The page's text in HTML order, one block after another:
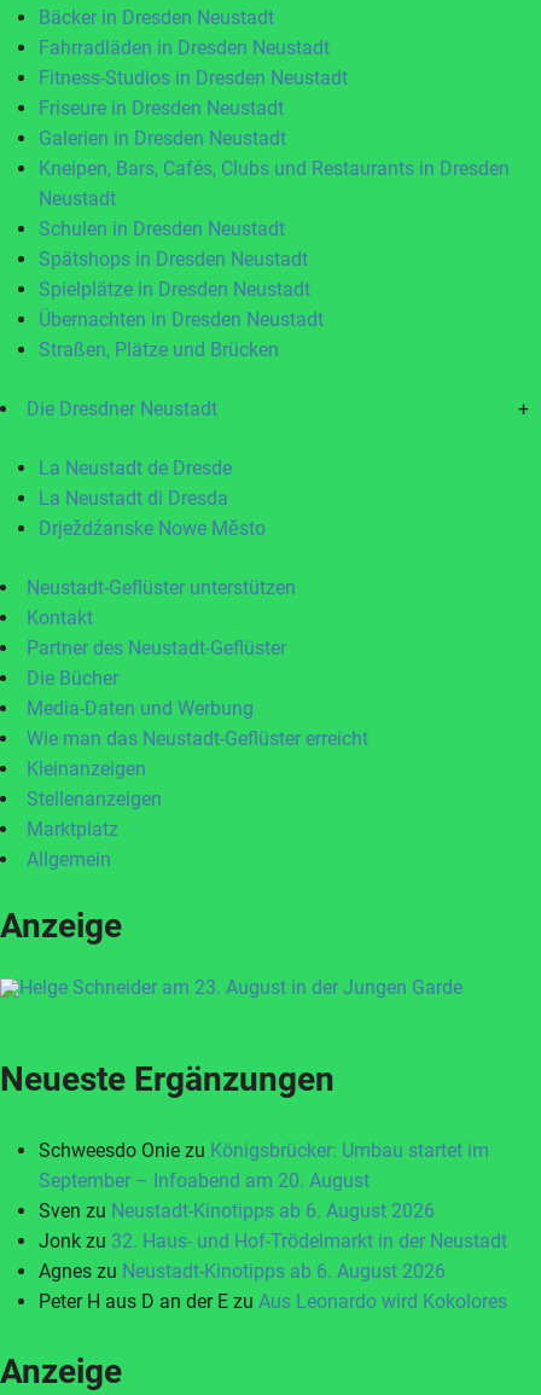
Bäcker in Dresden Neustadt
Fahrradläden in Dresden Neustadt
Fitness-Studios in Dresden Neustadt
Friseure in Dresden Neustadt
Galerien in Dresden Neustadt
Kneipen, Bars, Cafés, Clubs und Restaurants in Dresden
Neustadt
Schulen in Dresden Neustadt
Spätshops in Dresden Neustadt
Spielplätze in Dresden Neustadt
Übernachten in Dresden Neustadt
Straßen, Plätze und Brücken
Die Dresdner Neustadt +
La Neustadt de Dresde
La Neustadt di Dresda
Drježdźanske Nowe Město
Neustadt-Geflüster unterstützen
Kontakt
Partner des Neustadt-Geflüster
Die Bücher
Media-Daten und Werbung
Wie man das Neustadt-Geflüster erreicht
Kleinanzeigen
Stellenanzeigen
Marktplatz
Allgemein
Anzeige
Neueste Ergänzungen
Schweesdo Onie zu Königsbrücker: Umbau startet im
September – Infoabend am 20. August
Sven zu Neustadt-Kinotipps ab 6. August 2026
Jonk zu 32. Haus- und Hof-Trödelmarkt in der Neustadt
Agnes zu Neustadt-Kinotipps ab 6. August 2026
Peter H aus D an der E zu Aus Leonardo wird Kokolores
Anzeige